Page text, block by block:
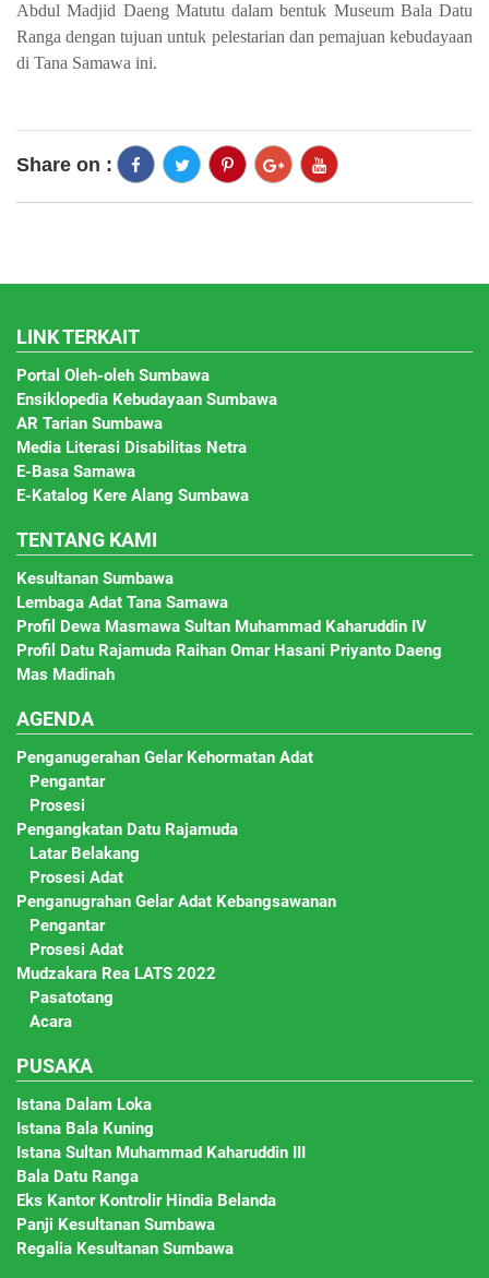
Abdul Madjid Daeng Matutu dalam bentuk Museum Bala Datu
Ranga dengan tujuan untuk pelestarian dan pemajuan kebudayaan
di Tana Samawa ini.
Share on :
LINK TERKAIT
Portal Oleh-oleh Sumbawa
Ensiklopedia Kebudayaan Sumbawa
AR Tarian Sumbawa
Media Literasi Disabilitas Netra
E-Basa Samawa
E-Katalog Kere Alang Sumbawa
TENTANG KAMI
Kesultanan Sumbawa
Lembaga Adat Tana Samawa
Profil Dewa Masmawa Sultan Muhammad Kaharuddin IV
Profil Datu Rajamuda Raihan Omar Hasani Priyanto Daeng
Mas Madinah
AGENDA
Penganugerahan Gelar Kehormatan Adat
Pengantar
Prosesi
Pengangkatan Datu Rajamuda
Latar Belakang
Prosesi Adat
Penganugrahan Gelar Adat Kebangsawanan
Pengantar
Prosesi Adat
Mudzakara Rea LATS 2022
Pasatotang
Acara
PUSAKA
Istana Dalam Loka
Istana Bala Kuning
Istana Sultan Muhammad Kaharuddin III
Bala Datu Ranga
Eks Kantor Kontrolir Hindia Belanda
Panji Kesultanan Sumbawa
Regalia Kesultanan Sumbawa